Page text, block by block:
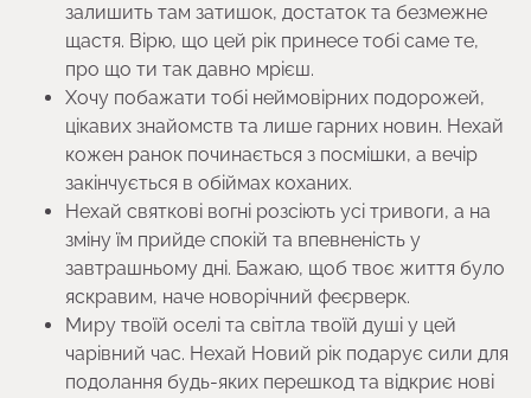
залишить там затишок, достаток та безмежне
щастя. Вірю, що цей рік принесе тобі саме те,
про що ти так давно мрієш.
Хочу побажати тобі неймовірних подорожей,
цікавих знайомств та лише гарних новин. Нехай
кожен ранок починається з посмішки, а вечір
закінчується в обіймах коханих.
Нехай святкові вогні розсіють усі тривоги, а на
зміну їм прийде спокій та впевненість у
завтрашньому дні. Бажаю, щоб твоє життя було
яскравим, наче новорічний феєрверк.
Миру твоїй оселі та світла твоїй душі у цей
чарівний час. Нехай Новий рік подарує сили для
подолання будь-яких перешкод та відкриє нові